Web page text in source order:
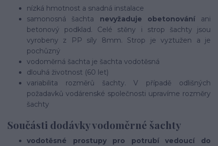
nízká hmotnost a snadná instalace
samonosná šachta nevyžaduje obetonováníani
betonový podklad. Celé stěny i strop šachty jsou
vyrobeny z PP síly 8mm. Strop je vyztužen a je
pochůzný
vodoměrná šachta je šachta vodotěsná
dlouhá životnost (60 let)
variabilita rozměrů šachty. V případě odlišných
požadavků vodárenské společnosti upravíme rozměry
šachty
Součásti dodávky vodoměrné šachty
vodotěsné prostupy pro potrubí vedoucí do